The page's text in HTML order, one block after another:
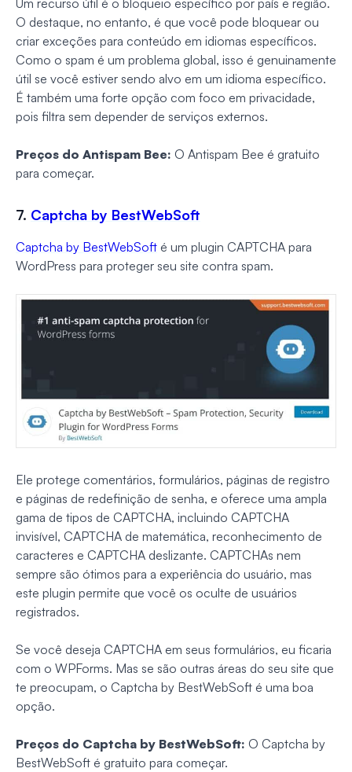
O destaque, no entanto, é que você pode bloquear ou
criar exceções para conteúdo em idiomas específicos.
Como o spam é um problema global, isso é genuinamente
útil se você estiver sendo alvo em um idioma específico.
É também uma forte opção com foco em privacidade,
pois filtra sem depender de serviços externos.
Preços do Antispam Bee: O Antispam Bee é gratuito
para começar.
7. Captcha by BestWebSoft
Captcha by BestWebSoft é um plugin CAPTCHA para
WordPress para proteger seu site contra spam.
Ele protege comentários, formulários, páginas de registro
e páginas de redefinição de senha, e oferece uma ampla
gama de tipos de CAPTCHA, incluindo CAPTCHA
invisível, CAPTCHA de matemática, reconhecimento de
caracteres e CAPTCHA deslizante. CAPTCHAs nem
sempre são ótimos para a experiência do usuário, mas
este plugin permite que você os oculte de usuários
registrados.
Se você deseja CAPTCHA em seus formulários, eu ficaria
com o WPForms. Mas se são outras áreas do seu site que
te preocupam, o Captcha by BestWebSoft é uma boa
opção.
Preços do Captcha by BestWebSoft: O Captcha by
BestWebSoft é gratuito para começar.